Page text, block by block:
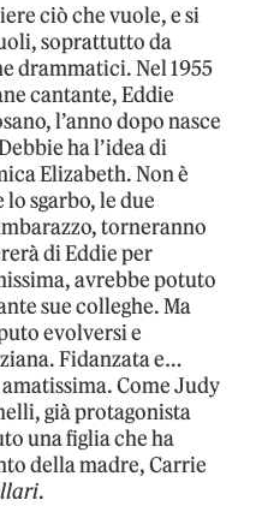
ciò che vuole, e si
soprattutto da
drammatici. Nel 1955
cantante, Eddie
l’anno dopo nasce
ha l’idea di
Elizabeth. Non è
sgarbo, le due
torneranno
di Eddie per
avrebbe potuto
sue colleghe. Ma
evolversi e
Fidanzata e…
Come Judy
già protagonista
una figlia che ha
della madre, Carrie
.